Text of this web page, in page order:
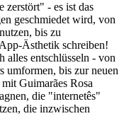
zerstört" - es ist das
geschmiedet wird, von
bis zu
Ästhetik schreiben!
alles entschlüsseln - von
umformen, bis zur neuen
Guimarães Rosa
die "internetês"
die inzwischen